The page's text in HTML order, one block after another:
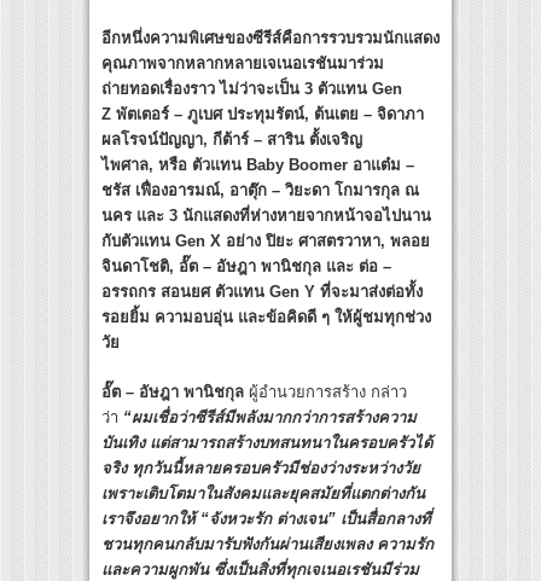
อีกหนึ่งความพิเศษของซีรีส์คือการรวบรวมนักแสดง
คุณภาพจากหลากหลายเจเนอเรชันมาร่วม
ถ่ายทอดเรื่องราว ไม่ว่าจะเป็น 3 ตัวแทน Gen
Z พัตเตอร์ – ภูเบศ ประทุมรัตน์, ต้นเตย – จิดาภา
ผลโรจน์ปัญญา, กีต้าร์ – สาริน ตั้งเจริญ
ไพศาล, หรือ ตัวแทน Baby Boomer อาแต๋ม –
ชรัส เฟื่องอารมณ์, อาตุ๊ก – วิยะดา โกมารกุล ณ
นคร และ 3 นักแสดงที่ห่างหายจากหน้าจอไปนาน
กับตัวแทน Gen X อย่าง ปิยะ ศาสตรวาหา, พลอย
จินดาโชติ, อั๊ต – อัษฎา พานิชกุล และ ต่อ –
อรรถกร สอนยศ ตัวแทน Gen Y ที่จะมาส่งต่อทั้ง
รอยยิ้ม ความอบอุ่น และข้อคิดดี ๆ ให้ผู้ชมทุกช่วง
วัย
อั๊ต – อัษฎา พานิชกุล ผู้อำนวยการสร้าง กล่าว
ว่า “ผมเชื่อว่าซีรีส์มีพลังมากกว่าการสร้างความ
บันเทิง แต่สามารถสร้างบทสนทนาในครอบครัวได้
จริง ทุกวันนี้หลายครอบครัวมีช่องว่างระหว่างวัย
เพราะเติบโตมาในสังคมและยุคสมัยที่แตกต่างกัน
เราจึงอยากให้ “จังหวะรัก ต่างเจน” เป็นสื่อกลางที่
ชวนทุกคนกลับมารับฟังกันผ่านเสียงเพลง ความรัก
และความผูกพัน ซึ่งเป็นสิ่งที่ทุกเจเนอเรชันมีร่วม